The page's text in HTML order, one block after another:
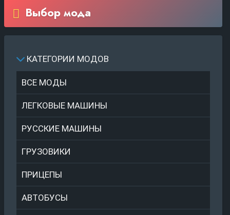
Выбор мода
КАТЕГОРИИ МОДОВ
ВСЕ МОДЫ
ЛЕГКОВЫЕ МАШИНЫ
РУССКИЕ МАШИНЫ
ГРУЗОВИКИ
ПРИЦЕПЫ
АВТОБУСЫ